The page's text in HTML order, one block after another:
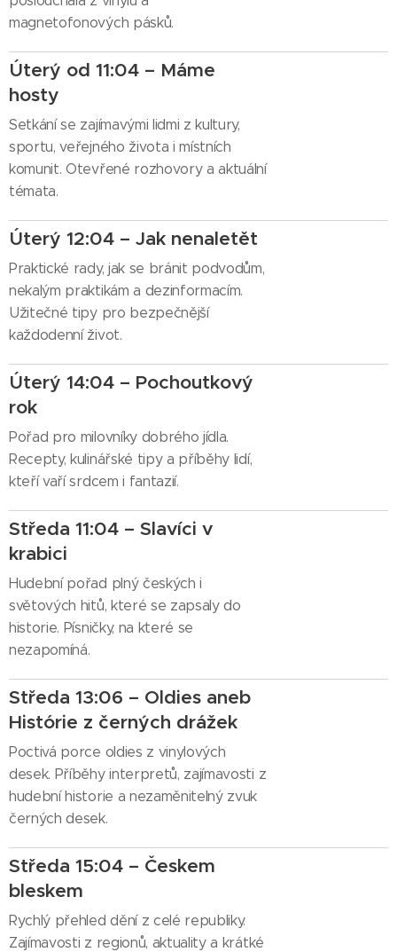
magnetofonových pásků.
Úterý od 11:04 – Máme
hosty
Setkání se zajímavými lidmi z kultury,
sportu, veřejného života i místních
komunit. Otevřené rozhovory a aktuální
témata.
Úterý 12:04 – Jak nenaletět
Praktické rady, jak se bránit podvodům,
nekalým praktikám a dezinformacím.
Užitečné tipy pro bezpečnější
každodenní život.
Úterý 14:04 – Pochoutkový
rok
Pořad pro milovníky dobrého jídla.
Recepty, kulinářské tipy a příběhy lidí,
kteří vaří srdcem i fantazií.
Středa 11:04 – Slavíci v
krabici
Hudební pořad plný českých i
světových hitů, které se zapsaly do
historie. Písničky, na které se
nezapomíná.
Středa 13:06 – Oldies aneb
Histórie z černých drážek
Poctivá porce oldies z vinylových
desek. Příběhy interpretů, zajímavosti z
hudební historie a nezaměnitelný zvuk
černých desek.
Středa 15:04 – Českem
bleskem
Rychlý přehled dění z celé republiky.
Zajímavosti z regionů, aktuality a krátké